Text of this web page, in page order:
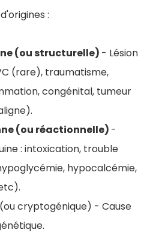
:
(ou structurelle) - Lésion
(rare), traumatisme,
congénital, tumeur
(ou réactionnelle) -
: intoxication, trouble
hypocalcémie,
(ou cryptogénique) - Cause